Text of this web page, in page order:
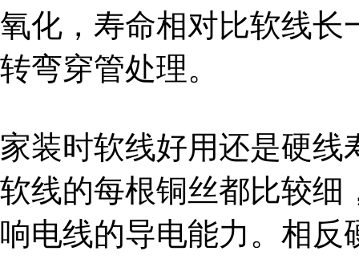
氧化，寿命相对比软线长
转弯穿管处理。
家装时软线好用还是硬
软线的每根铜丝都比较细
响电线的导电能力。相反